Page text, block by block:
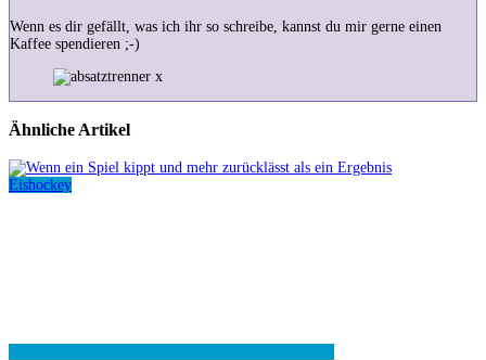
Wenn es dir gefällt, was ich ihr so schreibe, kannst du mir gerne einen
Kaffee spendieren ;-)
Ähnliche Artikel
Eishockey